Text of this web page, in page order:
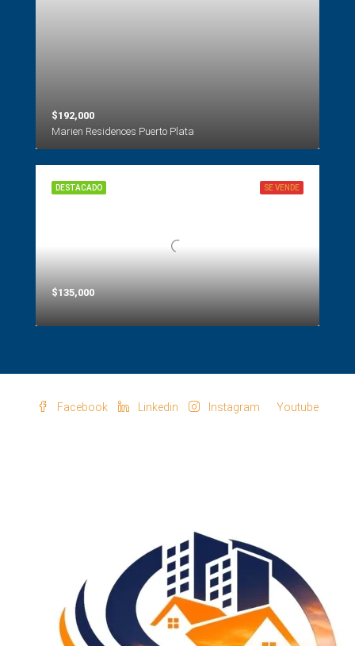
$192,000
Marien Residences Puerto Plata
SE VENDE
DESTACADO
$135,000
Facebook Linkedin Instagram Youtube